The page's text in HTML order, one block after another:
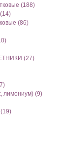
(188)
(86)
(27)
лимониум) (9)